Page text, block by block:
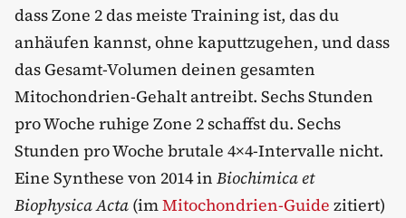
dass Zone 2 das meiste Training ist, das du
anhäufen kannst, ohne kaputtzugehen, und dass
das Gesamt-Volumen deinen gesamten
Mitochondrien-Gehalt antreibt. Sechs Stunden
pro Woche ruhige Zone 2 schaffst du. Sechs
Stunden pro Woche brutale 4×4-Intervalle nicht.
Eine Synthese von 2014 in Biochimica et
Biophysica Acta (imMitochondrien-Guide zitiert)